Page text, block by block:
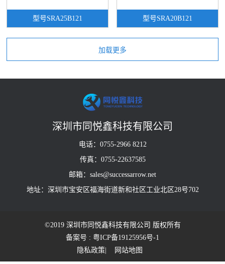
型号SRA25B121 型号SRA20B121
深圳市同悦鑫科技有限公司
电话：0755-2966 8212
传真：0755-22637585
邮箱：sales@successarrow.net
地址：深圳市宝安区福海街道新和社区工业北区28号702
©2019 深圳市同悦鑫科技有限公司 版权所有
备案号 : 粤ICP备19125956号-1
| 网站地图
隐私政策